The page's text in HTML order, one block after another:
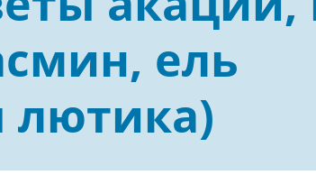
Травматология
диагностика
ель
лютика)